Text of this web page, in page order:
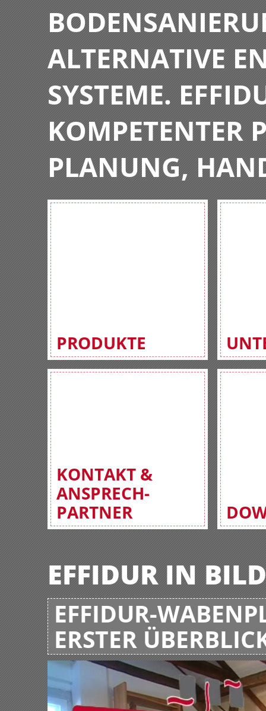
ALTERNATIVE
SYSTEME.
KOMPETENTER
PLANUNG,
PRODUKTE
KONTAKT &
ANSPRECH-
PARTNER
EFFIDUR IN
EFFIDUR-
ERSTER